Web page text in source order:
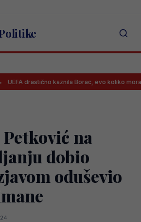
kaznila Borac, evo koliko moraju platiti i
na
dobio
oduševio